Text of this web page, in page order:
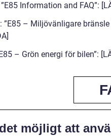
Information and FAQ”:
”E85 – Miljövänligare
– Grön energi för bilen”:
möjligt att